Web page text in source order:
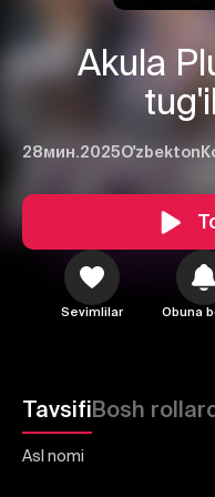
Akula
28мин.2025O'zbekton
Sevimlilar Obuna
TavsifiBosh
Asl nomi
Bekor qilish